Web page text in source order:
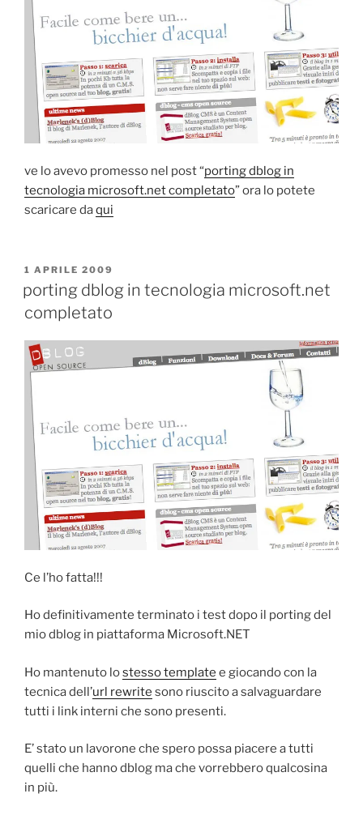
ve lo avevo promesso nel post “porting dblog in
tecnologia microsoft.net completato” ora lo potete
scaricare daqui
PUBBLICATO
1 APRILE 2009
porting dblog in tecnologia microsoft.net
completato
Ce l’ho fatta!!!
Ho definitivamente terminato i test dopo il porting del
mio dblog in piattaforma Microsoft.NET
Ho mantenuto lostesso template e giocando con la
tecnica dell’url rewrite sono riuscito a salvaguardare
tutti i link interni che sono presenti.
E’ stato un lavorone che spero possa piacere a tutti
quelli che hanno dblog ma che vorrebbero qualcosina
in più.